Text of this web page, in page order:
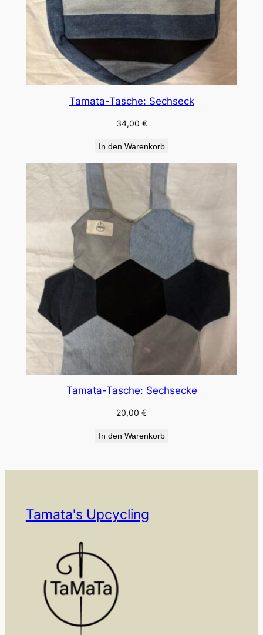
Tamata-Tasche: Sechseck
34,00 €
In den Warenkorb
Tamata-Tasche: Sechsecke
20,00 €
In den Warenkorb
Tamata's Upcycling